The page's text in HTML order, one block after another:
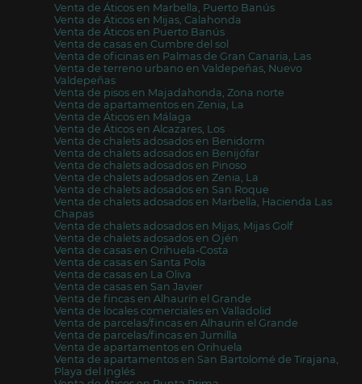
Venta de Áticos en Marbella, Puerto Banús
Venta de Áticos en Mijas, Calahonda
Venta de Áticos en Puerto Banús
Venta de casas en Cumbre del sol
Venta de oficinas en Palmas de Gran Canaria, Las
Venta de terreno urbano en Valdepeñas, Nuevo
Valdepeñas
Venta de pisos en Majadahonda, Zona norte
Venta de apartamentos en Zenia, La
Venta de Áticos en Málaga
Venta de Áticos en Alcazares, Los
Venta de chalets adosados en Benidorm
Venta de chalets adosados en Benijófar
Venta de chalets adosados en Pinoso
Venta de chalets adosados en Zenia, La
Venta de chalets adosados en San Roque
Venta de chalets adosados en Marbella, Hacienda Las
Chapas
Venta de chalets adosados en Mijas, Mijas Golf
Venta de chalets adosados en Ojén
Venta de casas en Orihuela-Costa
Venta de casas en Santa Pola
Venta de casas en La Oliva
Venta de casas en San Javier
Venta de fincas en Alhaurín el Grande
Venta de locales comerciales en Valladolid
Venta de parcelas/fincas en Alhaurín el Grande
Venta de parcelas/fincas en Jumilla
Venta de apartamentos en Orihuela
Venta de apartamentos en San Bartolomé de Tirajana,
Playa del Inglés